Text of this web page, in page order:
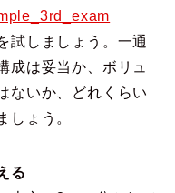
試しましょう。一通
成は妥当か、ボリュ
ないか、どれくらい
しょう。
る